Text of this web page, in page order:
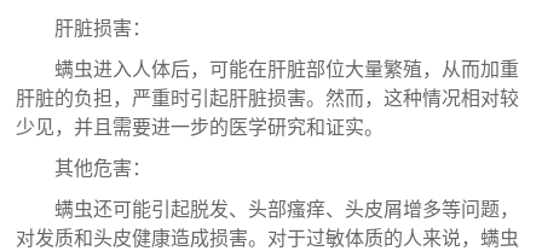
肝脏损害：
螨虫进入人体后，可能在肝脏部位大量繁殖，从而加重
肝脏的负担，严重时引起肝脏损害。然而，这种情况相对较
少见，并且需要进一步的医学研究和证实。
其他危害：
螨虫还可能引起脱发、头部瘙痒、头皮屑增多等问题，
对发质和头皮健康造成损害。 对于过敏体质的人来说，螨虫